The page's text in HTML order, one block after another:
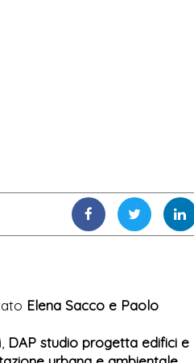
Elena Sacco e Paolo
DAP studio progetta edifici e